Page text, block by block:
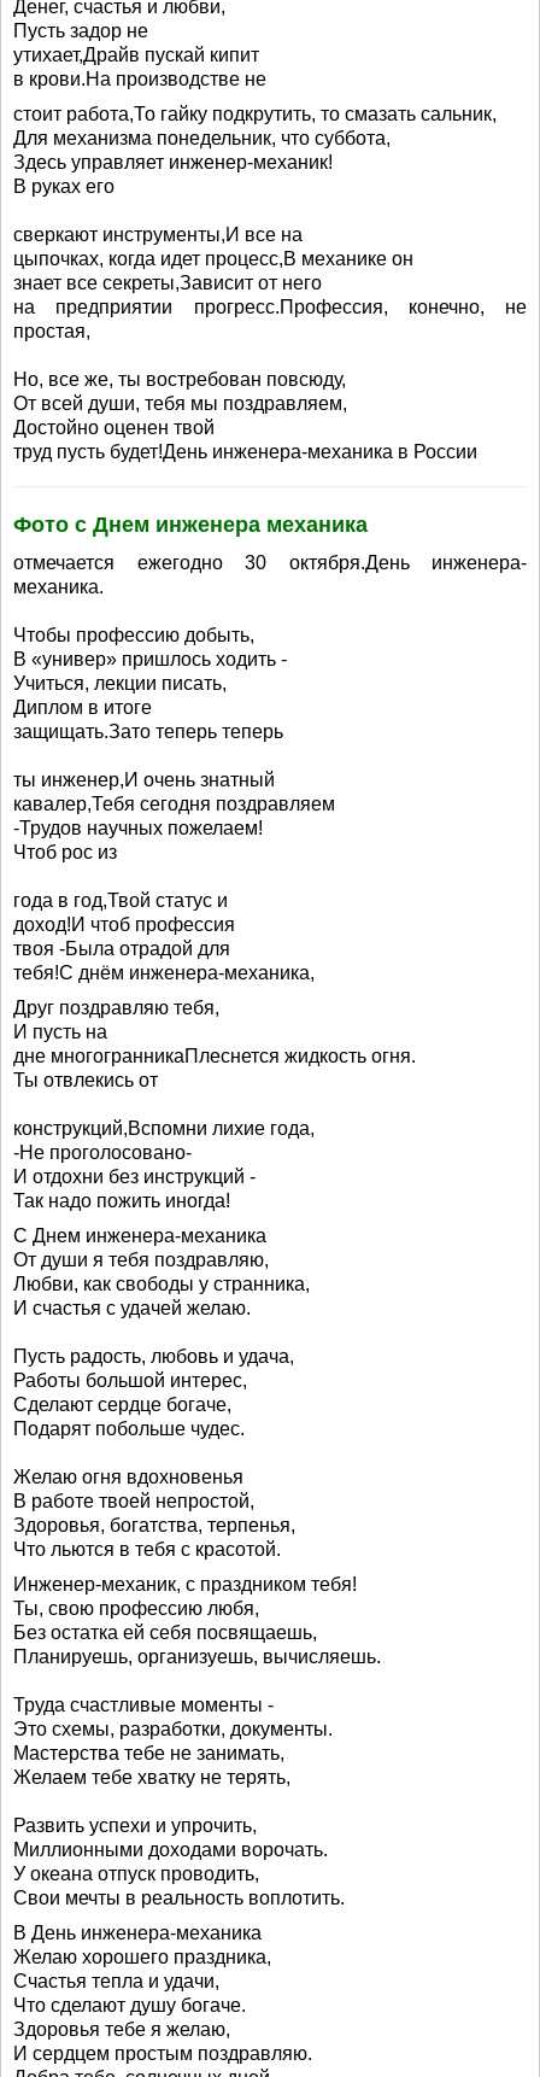
Денег, счастья и любви,
Пусть задор не
утихает,Драйв пускай кипит
в крови.На производстве не
стоит работа,То гайку подкрутить, то смазать сальник,
Для механизма понедельник, что суббота,
Здесь управляет инженер-механик!
В руках его
сверкают инструменты,И все на
цыпочках, когда идет процесс,В механике он
знает все секреты,Зависит от него
на предприятии прогресс.Профессия, конечно, не
простая,
Но, все же, ты востребован повсюду,
От всей души, тебя мы поздравляем,
Достойно оценен твой
труд пусть будет!День инженера-механика в России
Фото с Днем инженера механика
отмечается ежегодно 30 октября.День инженера-
механика.
Чтобы профессию добыть,
В «универ» пришлось ходить -
Учиться, лекции писать,
Диплом в итоге
защищать.Зато теперь теперь
ты инженер,И очень знатный
кавалер,Тебя сегодня поздравляем
-Трудов научных пожелаем!
Чтоб рос из
года в год,Твой статус и
доход!И чтоб профессия
твоя -Была отрадой для
тебя!С днём инженера-механика,
Друг поздравляю тебя,
И пусть на
дне многогранникаПлеснется жидкость огня.
Ты отвлекись от
конструкций,Вспомни лихие года,
-Не проголосовано-
И отдохни без инструкций -
Так надо пожить иногда!
С Днем инженера-механика
От души я тебя поздравляю,
Любви, как свободы у странника,
И счастья с удачей желаю.
Пусть радость, любовь и удача,
Работы большой интерес,
Сделают сердце богаче,
Подарят побольше чудес.
Желаю огня вдохновенья
В работе твоей непростой,
Здоровья, богатства, терпенья,
Что льются в тебя с красотой.
Инженер-механик, с праздником тебя!
Ты, свою профессию любя,
Без остатка ей себя посвящаешь,
Планируешь, организуешь, вычисляешь.
Труда счастливые моменты -
Это схемы, разработки, документы.
Мастерства тебе не занимать,
Желаем тебе хватку не терять,
Развить успехи и упрочить,
Миллионными доходами ворочать.
У океана отпуск проводить,
Свои мечты в реальность воплотить.
В День инженера-механика
Желаю хорошего праздника,
Счастья тепла и удачи,
Что сделают душу богаче.
Здоровья тебе я желаю,
И сердцем простым поздравляю.